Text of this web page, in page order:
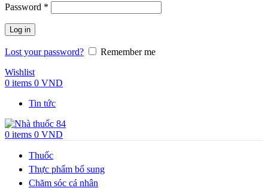
Password *
Log in
Lost your password?
Remember me
Wishlist
0 items 0 VND
Tin tức
0 items 0 VND
Thuốc
Thực phẩm bổ sung
Chăm sóc cá nhân